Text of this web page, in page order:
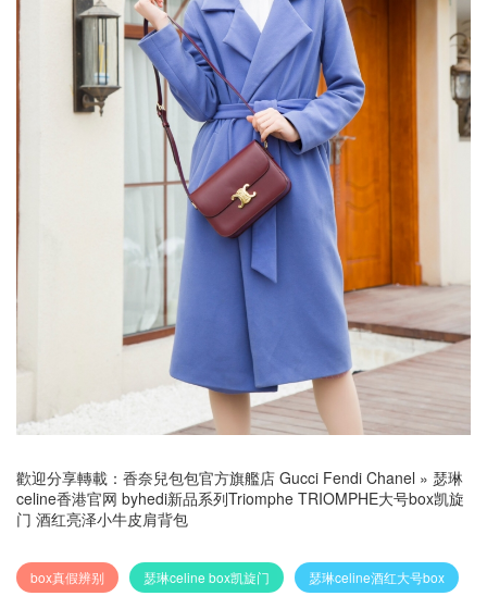
歡迎分享轉載： 香奈兒包包官方旗艦店 Gucci Fendi Chanel » 瑟琳
celine香港官网 byhedi新品系列Triomphe TRIOMPHE大号box凯旋
门 酒红亮泽小牛皮肩背包
box真假辨别 瑟琳celine box凯旋门 瑟琳celine酒红大号box